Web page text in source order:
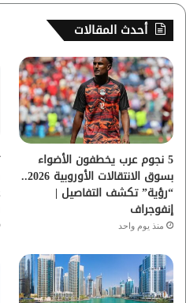
س
ب
و
ك
ر
أحدث المقالات
5 نجوم عرب يخطفون الأضواء
بسوق الانتقالات الأوروبية 2026..
“رؤية” تكشف التفاصيل |
إنفوجراف
منذ يوم واحد